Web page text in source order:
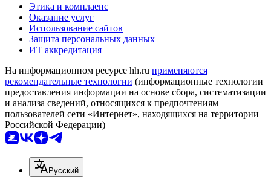
Этика и комплаенс
Оказание услуг
Использование сайтов
Защита персональных данных
ИТ аккредитация
На информационном ресурсе hh.ru применяются
рекомендательные технологии (информационные технологии
предоставления информации на основе сбора, систематизации
и анализа сведений, относящихся к предпочтениям
пользователей сети «Интернет», находящихся на территории
Российской Федерации)
Русский